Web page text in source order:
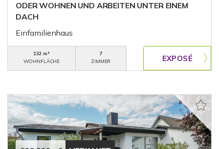
ODER WOHNEN UND ARBEITEN UNTER EINEM
DACH
Einfamilienhaus
132 m²
WOHNFLÄCHE
7
ZIMMER